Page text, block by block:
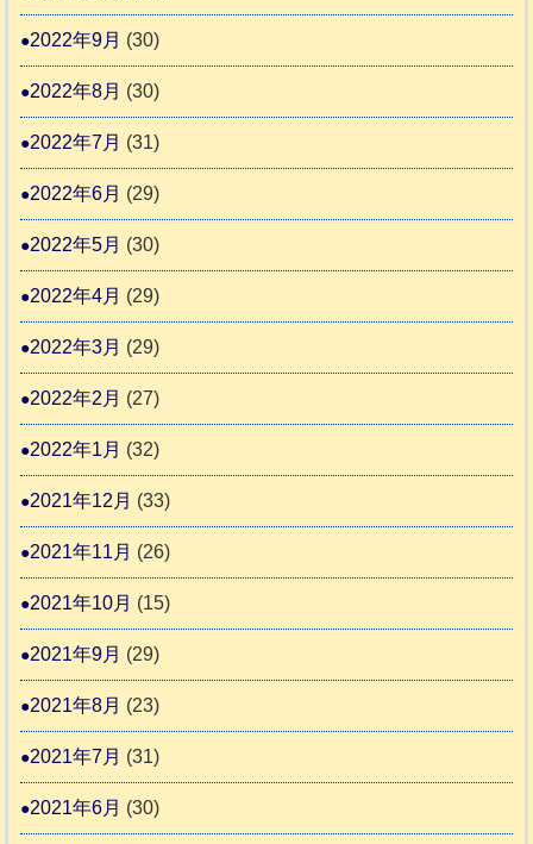
2022年9月 (30)
2022年8月 (30)
2022年7月 (31)
2022年6月 (29)
2022年5月 (30)
2022年4月 (29)
2022年3月 (29)
2022年2月 (27)
2022年1月 (32)
2021年12月 (33)
2021年11月 (26)
2021年10月 (15)
2021年9月 (29)
2021年8月 (23)
2021年7月 (31)
2021年6月 (30)